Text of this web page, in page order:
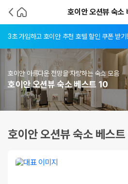
호이안 오션뷰 숙소
3초 가입하고 호이안 추천 호텔 할인 쿠폰 받기!
호이안 아름다운 전망을 자랑하는 숙소 모음
호이안 오션뷰 숙소 베스트 10
호이안 오션뷰 숙소 베스